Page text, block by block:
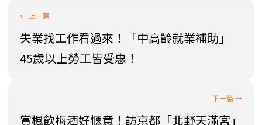
失業找工作看過來！「中高齡就業補助」
45歲以上勞工皆受惠！
賞楓飲梅酒好愜意！訪京都「北野天滿宮」